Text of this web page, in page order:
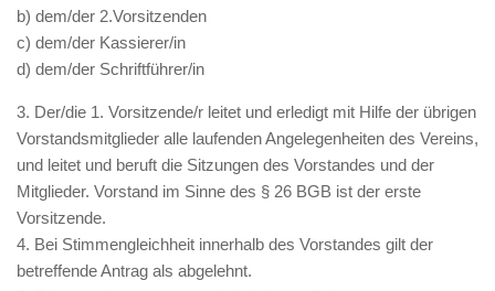
b) dem/der 2.Vorsitzenden
c) dem/der Kassierer/in
d) dem/der Schriftführer/in
3. Der/die 1. Vorsitzende/r leitet und erledigt mit Hilfe der übrigen
Vorstandsmitglieder alle laufenden Angelegenheiten des Vereins,
und leitet und beruft die Sitzungen des Vorstandes und der
Mitglieder. Vorstand im Sinne des § 26 BGB ist der erste
Vorsitzende.
4. Bei Stimmengleichheit innerhalb des Vorstandes gilt der
betreffende Antrag als abgelehnt.